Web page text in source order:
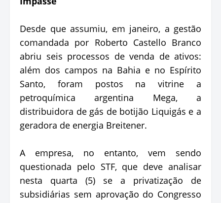
Desde que assumiu, em janeiro, a gestão
comandada por Roberto Castello Branco
abriu seis processos de venda de ativos:
além dos campos na Bahia e no Espírito
Santo, foram postos na vitrine a
petroquímica argentina Mega, a
distribuidora de gás de botijão Liquigás e a
geradora de energia Breitener.
A empresa, no entanto, vem sendo
questionada pelo STF, que deve analisar
nesta quarta (5) se a privatização de
subsidiárias sem aprovação do Congresso